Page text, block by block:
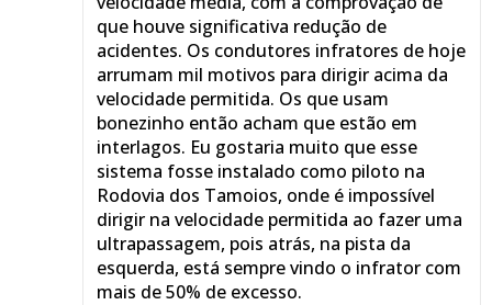
que houve significativa redução de
acidentes. Os condutores infratores de hoje
arrumam mil motivos para dirigir acima da
velocidade permitida. Os que usam
bonezinho então acham que estão em
interlagos. Eu gostaria muito que esse
sistema fosse instalado como piloto na
Rodovia dos Tamoios, onde é impossível
dirigir na velocidade permitida ao fazer uma
ultrapassagem, pois atrás, na pista da
esquerda, está sempre vindo o infrator com
mais de 50% de excesso.